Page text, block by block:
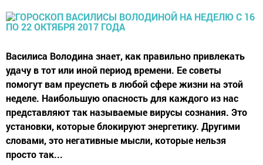
Василиса Володина знает, как правильно привлекать
удачу в тот или иной период времени. Ее советы
помогут вам преуспеть в любой сфере жизни на этой
неделе. Наибольшую опасность для каждого из нас
представляют так называемые вирусы сознания. Это
установки, которые блокируют энергетику. Другими
словами, это негативные мысли, которые нельзя
просто так...